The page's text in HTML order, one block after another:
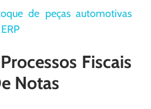
de peças automotivas
Fiscais
Notas